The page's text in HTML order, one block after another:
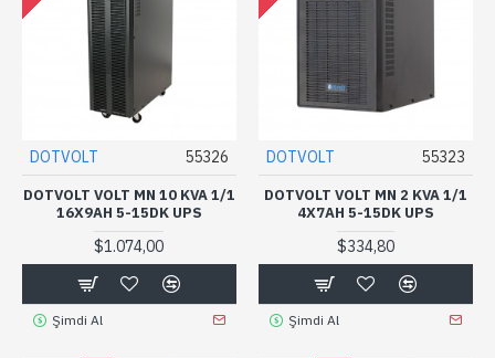
DOTVOLT 55326
DOTVOLT VOLT MN 10 KVA 1/1
16X9AH 5-15DK UPS
$1.074,00
Şimdi Al
DOTVOLT 55323
DOTVOLT VOLT MN 2 KVA 1/1
4X7AH 5-15DK UPS
$334,80
Şimdi Al